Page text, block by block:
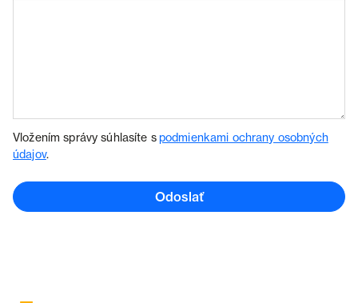
Vložením správy súhlasíte spodmienkami ochrany osobných
údajov.
Odoslať